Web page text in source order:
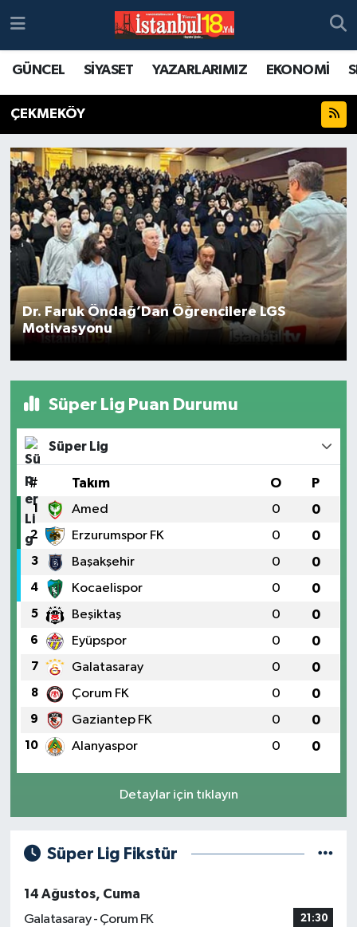
GÜNCEL SİYASET YAZARLARIMIZ EKONOMİ
ÇEKMEKÖY
Dr. Faruk Öndağ’Dan Öğrencilere LGS
Motivasyonu
Süper Lig Puan Durumu
Süper Lig
# Takım O P
1 Amed 0 0
2 Erzurumspor FK 0 0
3 Başakşehir 0 0
4 Kocaelispor 0 0
5 Beşiktaş 0 0
6 Eyüpspor 0 0
7 Galatasaray 0 0
8 Çorum FK 0 0
9 Gaziantep FK 0 0
10 Alanyaspor 0 0
Detaylar için tıklayın
Süper Lig Fikstür
14 Ağustos, Cuma
Galatasaray - Çorum FK
21:30